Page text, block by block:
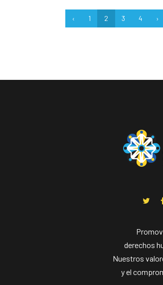
‹ 1 2 3 4 ›
derechos
Nuestros
y el